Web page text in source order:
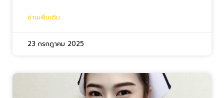
อ่านเพิ่มเติม...
23 กรกฎาคม 2025